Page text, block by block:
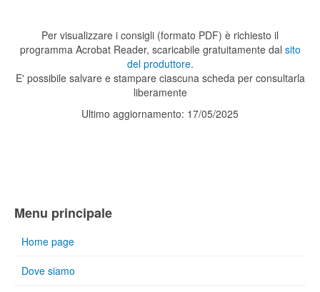
Per visualizzare i consigli (formato PDF) è richiesto il
programma Acrobat Reader, scaricabile gratuitamente dal sito
del produttore.
E' possibile salvare e stampare ciascuna scheda per consultarla
liberamente
Ultimo aggiornamento: 17/05/2025
Menu principale
Home page
Dove siamo